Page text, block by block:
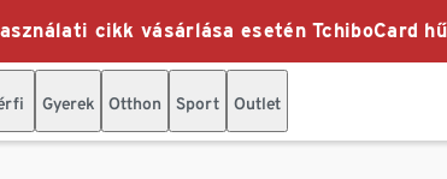
cikk vásárlása esetén TchiboCard
Gyerek Otthon Sport Outlet